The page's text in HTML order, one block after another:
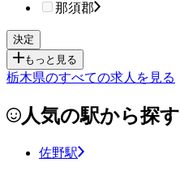
那須郡
もっと見る
栃木県のすべての求人を見る
人気の駅から探す
佐野駅